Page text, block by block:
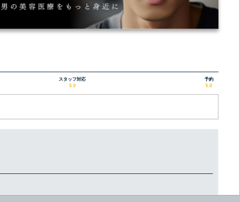
スタッフ対応
5.0
予約
5.0